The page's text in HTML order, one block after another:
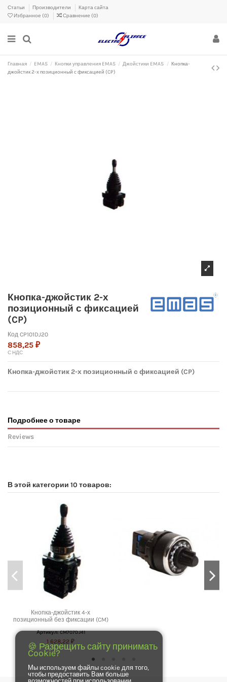
Статьи Производители
Карта сайта
Избранное (0) Сравнение (0)
Главная EMAS Кнопки управления EMAS Джойстики EMAS
Кнопка-
джойстик 2-х позиционный с фиксацией (CP)
Кнопка-джойстик 2-х
позиционный с фиксацией
(CP)
Код CP101DJ20
858,25 ₽
С НДС
Кнопка-джойстик 2-х позиционный с фиксацией (CP)
Подробнее о товаре
Reviews
В этой категории 10 товаров:
Кнопка-джойстик 4-х
позиционный без фиксации (CM)
Артикул: CM707DJ41
1 628,22 ₽
🍪 Разрещить сайту принимать
Cookie?
Мы используем файлы cookie для того,
чтобы предоставить Вам больше